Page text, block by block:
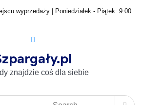
wyprzedaży | Poniedziałek - Piątek: 9:00
znajdzie coś dla siebie